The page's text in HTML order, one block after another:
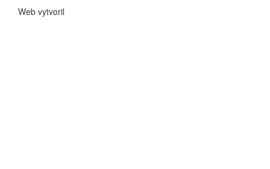
Web vytvoril